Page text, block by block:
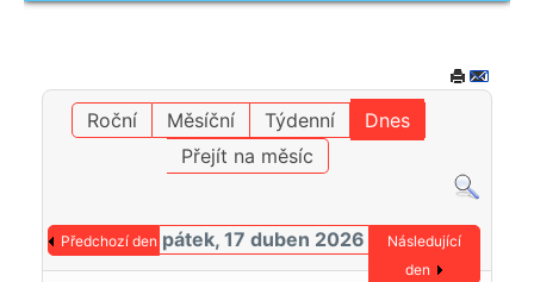
Roční Měsíční Týdenní
Dnes
Přejít na měsíc
Předchozí den pátek, 17 duben 2026
Následující
den